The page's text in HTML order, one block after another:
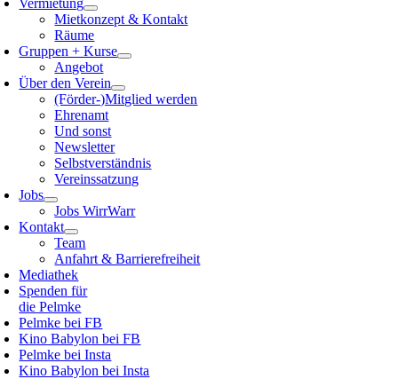
Vermietung
Mietkonzept & Kontakt
Räume
Gruppen + Kurse
Angebot
Über den Verein
(Förder-)Mitglied werden
Ehrenamt
Und sonst
Newsletter
Selbstverständnis
Vereinssatzung
Jobs
Jobs WirrWarr
Kontakt
Team
Anfahrt & Barrierefreiheit
Mediathek
Spenden für
die Pelmke
Pelmke bei FB
Kino Babylon bei FB
Pelmke bei Insta
Kino Babylon bei Insta